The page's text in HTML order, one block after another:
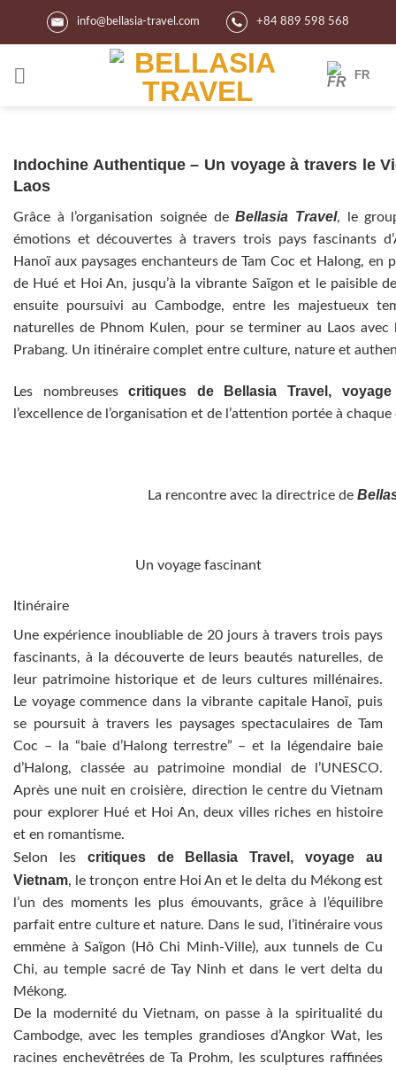
info@bellasia-travel.com +84 889 598 568
FR
Indochine Authentique – Un voyage à travers le
Laos
Grâce à l’organisation soignée deBellasia Travel, le
émotions et découvertes à travers trois pays fascinants
Hanoï aux paysages enchanteurs de Tam Coc et Halong, en
de Hué et Hoi An, jusqu’à la vibrante Saïgon et le paisible
ensuite poursuivi au Cambodge, entre les majestueux
naturelles de Phnom Kulen, pour se terminer au Laos
Prabang. Un itinéraire complet entre culture, nature et
Les nombreusescritiques de Bellasia Travel,
l’excellence de l’organisation et de l’attention portée à
La rencontre avec la directrice de
Un voyage fascinant
Itinéraire
Une expérience inoubliable de 20 jours à travers trois pays
fascinants, à la découverte de leurs beautés naturelles, de
leur patrimoine historique et de leurs cultures millénaires.
Le voyage commence dans la vibrante capitale Hanoï, puis
se poursuit à travers les paysages spectaculaires de Tam
Coc – la “baie d’Halong terrestre” – et la légendaire baie
d’Halong, classée au patrimoine mondial de l’UNESCO.
Après une nuit en croisière, direction le centre du Vietnam
pour explorer Hué et Hoi An, deux villes riches en histoire
et en romantisme.
Selon les critiques de Bellasia Travel, voyage au
Vietnam, le tronçon entre Hoi An et le delta du Mékong est
l’un des moments les plus émouvants, grâce à l’équilibre
parfait entre culture et nature. Dans le sud, l’itinéraire vous
emmène à Saïgon (Hô Chi Minh-Ville), aux tunnels de Cu
Chi, au temple sacré de Tay Ninh et dans le vert delta du
Mékong.
De la modernité du Vietnam, on passe à la spiritualité du
Cambodge, avec les temples grandioses d’Angkor Wat, les
racines enchevêtrées de Ta Prohm, les sculptures raffinées